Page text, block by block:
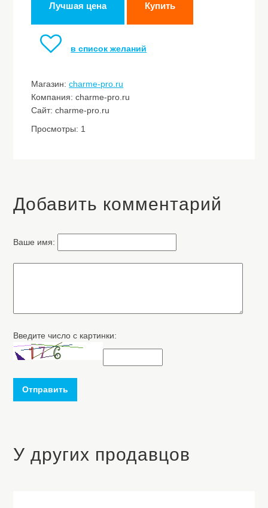
Лучшая цена Купить
в список желаний
Магазин:charme-pro.ru
Компания: charme-pro.ru
Сайт: charme-pro.ru
Просмотры: 1
Добавить комментарий
Ваше имя:
Введите число с картинки:
Отправить
У других продавцов